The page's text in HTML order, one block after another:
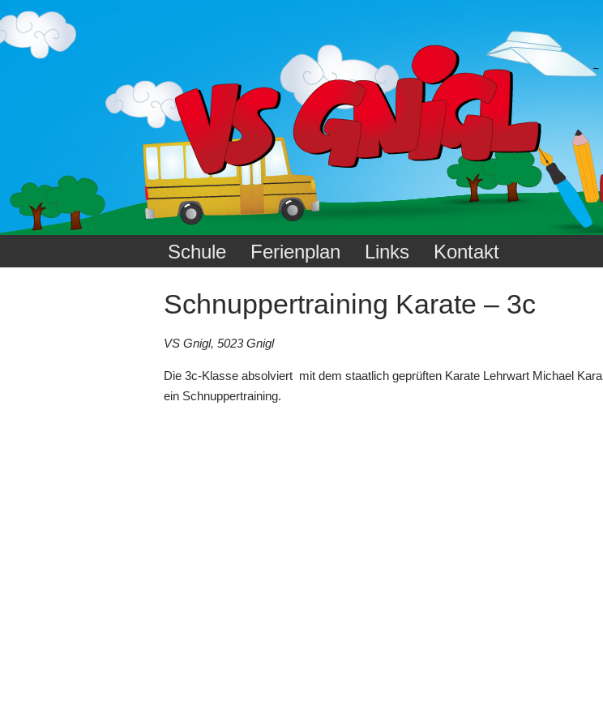
Schule Ferienplan Links Kontakt
Schnuppertraining Karate – 3c
VS Gnigl, 5023 Gnigl
Die 3c-Klasse absolviert mit dem staatlich geprüften Karate Lehrwart Michael Kara
ein Schnuppertraining.